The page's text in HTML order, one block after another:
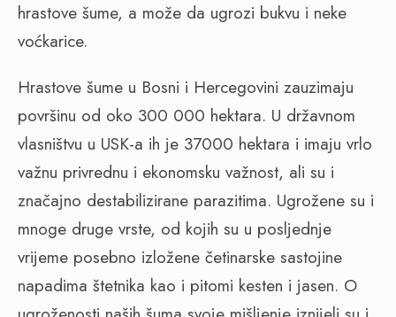
hrastove šume, a može da ugrozi bukvu i neke
voćkarice.
Hrastove šume u Bosni i Hercegovini zauzimaju
površinu od oko 300 000 hektara. U državnom
vlasništvu u USK-a ih je 37000 hektara i imaju vrlo
važnu privrednu i ekonomsku važnost, ali su i
značajno destabilizirane parazitima. Ugrožene su i
mnoge druge vrste, od kojih su u posljednje
vrijeme posebno izložene četinarske sastojine
napadima štetnika kao i pitomi kesten i jasen. O